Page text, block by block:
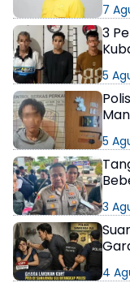
7
3
5
5
3
4